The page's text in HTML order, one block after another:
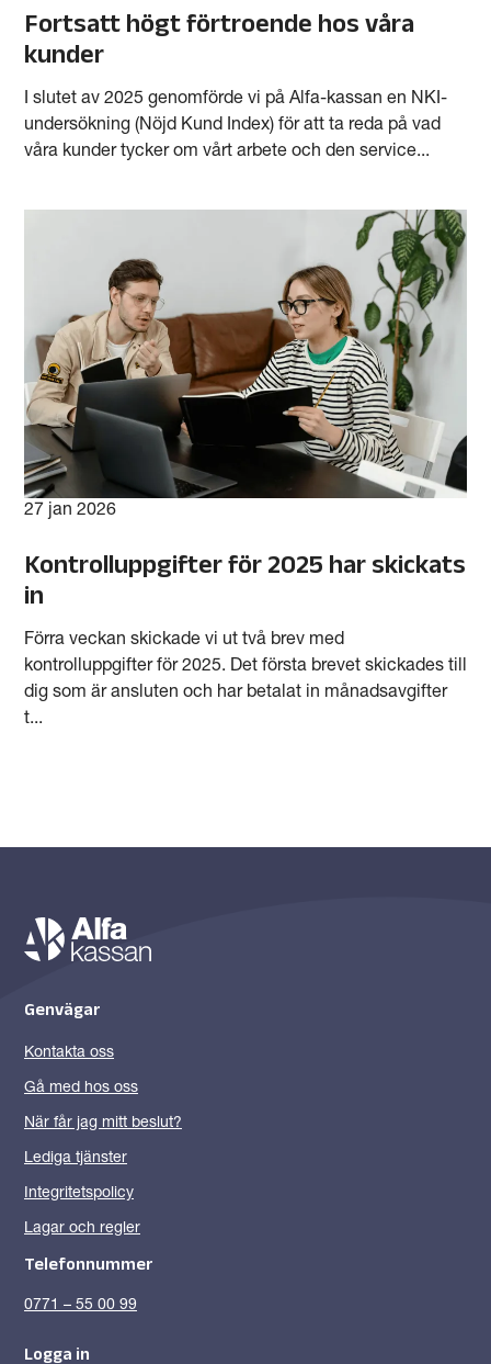
Fortsatt högt förtroende hos våra
kunder
I slutet av 2025 genomförde vi på Alfa-kassan en NKI-
undersökning (Nöjd Kund Index) för att ta reda på vad
våra kunder tycker om vårt arbete och den service...
27 jan 2026
Kontrolluppgifter för 2025 har skickats
in
Förra veckan skickade vi ut två brev med
kontrolluppgifter för 2025. Det första brevet skickades till
dig som är ansluten och har betalat in månadsavgifter
t...
Genvägar
Kontakta oss
Gå med hos oss
När får jag mitt beslut?
Lediga tjänster
Integritetspolicy
Lagar och regler
Telefonnummer
0771 – 55 00 99
Logga in